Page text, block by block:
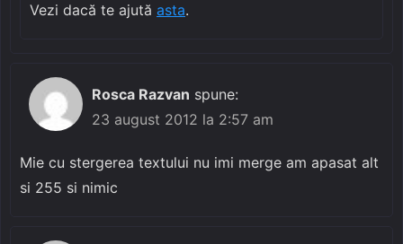
Vezi dacă te ajută asta.
Rosca Razvan spune:
23 august 2012 la 2:57 am
Mie cu stergerea textului nu imi merge am apasat alt
si 255 si nimic